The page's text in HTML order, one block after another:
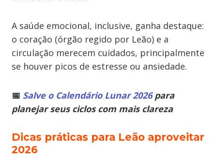
A saúde emocional, inclusive, ganha destaque:
o coração (órgão regido por Leão) e a
circulação merecem cuidados, principalmente
se houver picos de estresse ou ansiedade.
📅 Salve o Calendário Lunar 2026para
planejar seus ciclos com mais clareza
Dicas práticas para Leão aproveitar
2026